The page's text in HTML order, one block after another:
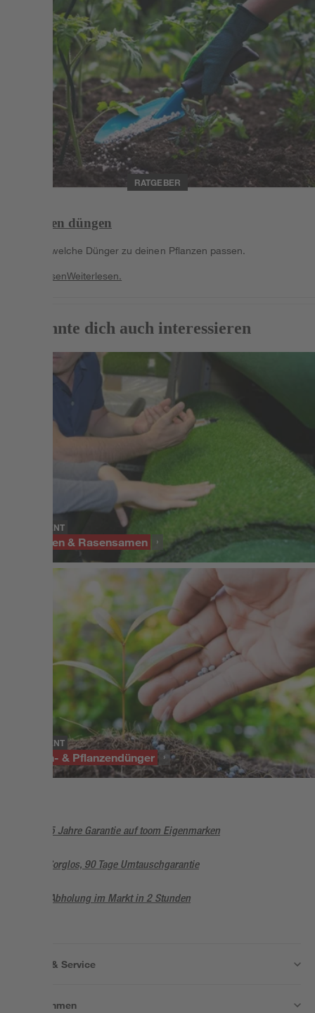
RATGEBER
Pflanzen düngen
Erfahre welche Dünger zu deinen Pflanzen passen.
WeiterlesenWeiterlesen.
Das könnte dich auch interessieren
SORTIMENT
Rollrasen & Rasensamen
SORTIMENT
Blumen- & Pflanzendünger
5 Jahre Garantie auf toom Eigenmarken
Sorglos, 90 Tage Umtauschgarantie
Abholung im Markt in 2 Stunden
Wissen & Service
Unternehmen